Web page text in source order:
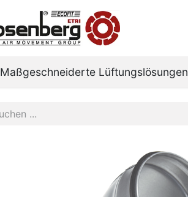
Maßgeschneiderte Lüftungslösungen